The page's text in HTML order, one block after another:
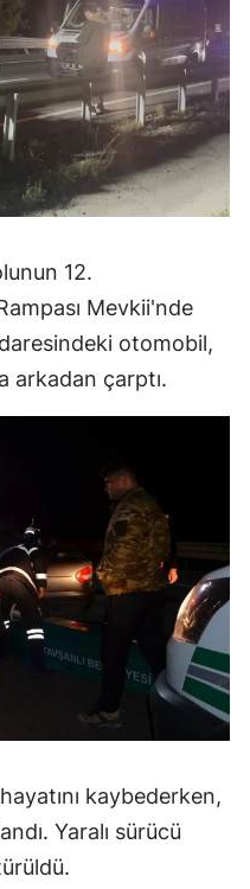
12.
Mevkii'nde
otomobil,
arkadan çarptı.
kaybederken,
Yaralı sürücü